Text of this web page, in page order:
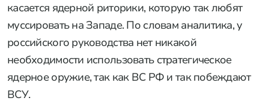
касается ядерной риторики, которую так любят
муссировать на Западе. По словам аналитика, у
российского руководства нет никакой
необходимости использовать стратегическое
ядерное оружие, так как ВС РФ и так побеждают
ВСУ.